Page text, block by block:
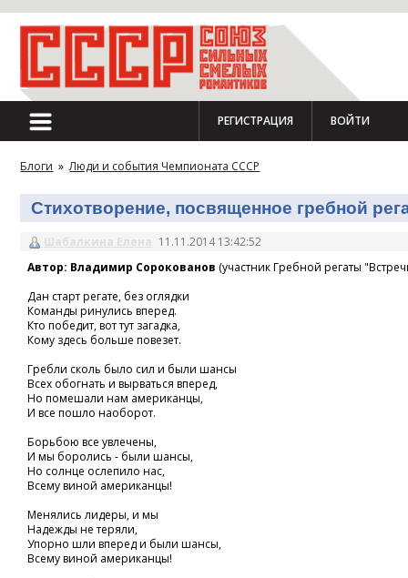
РЕГИСТРАЦИЯ ВОЙТИ
Блоги » Люди и события Чемпионата СССР
Стихотворение, посвященное гребной
Шабалкина Елена 11.11.2014 13:42:52
Автор: Владимир Сорокованов (участник Гребной регаты
Дан старт регате, без оглядки
Команды ринулись вперед.
Кто победит, вот тут загадка,
Кому здесь больше повезет.
Гребли сколь было сил и были шансы
Всех обогнать и вырваться вперед,
Но помешали нам американцы,
И все пошло наоборот.
Борьбою все увлечены,
И мы боролись - были шансы,
Но солнце ослепило нас,
Всему виной американцы!
Менялись лидеры, и мы
Надежды не теряли,
Упорно шли вперед и были шансы,
Всему виной американцы!